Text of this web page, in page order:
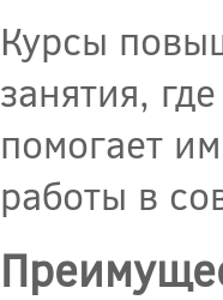
Курсы
занятия,
помогает
работы в